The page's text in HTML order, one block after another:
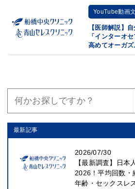
YouTube動画
【医師解説】
「インターオ
高めてオーガ
最新記事
2026/07/30
【最新調査】日本
2026！平均回数・
年齢・セックスレ